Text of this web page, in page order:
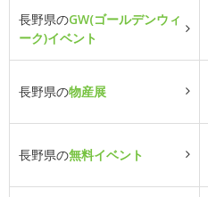
長野県のGW(ゴールデンウィ
ーク)イベント
長野県の物産展
長野県の無料イベント